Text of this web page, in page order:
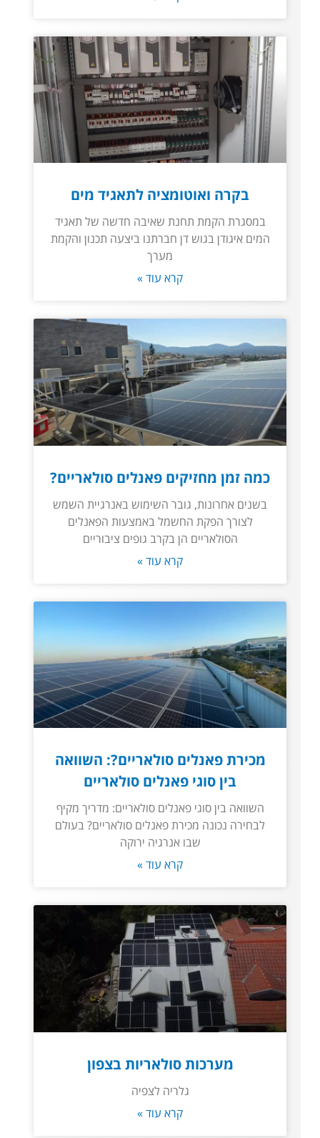
בקרה ואוטומציה לתאגיד מים
במסגרת הקמת תחנת שאיבה חדשה של תאגיד
המים איגודן בגוש דן חברתנו ביצעה תכנון והקמת
מערך
קרא עוד »
כמה זמן מחזיקים פאנלים סולאריים?
בשנים אחרונות, גובר השימוש באנרגיית השמש
לצורך הפקת החשמל באמצעות הפאנלים
הסולאריים הן בקרב גופים ציבוריים
קרא עוד »
מכירת פאנלים סולאריים?: השוואה
בין סוגי פאנלים סולאריים
השוואה בין סוגי פאנלים סולאריים: מדריך מקיף
לבחירה נכונה מכירת פאנלים סולאריים? בעולם
שבו אנרגיה ירוקה
קרא עוד »
מערכות סולאריות בצפון
גלריה לצפיה
קרא עוד »